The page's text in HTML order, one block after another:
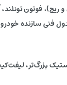
فنی سازنده
بزرگ‌تر،